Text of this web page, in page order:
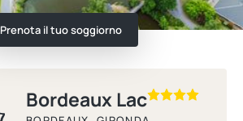
Prenota il tuo soggiorno
Bordeaux Lac